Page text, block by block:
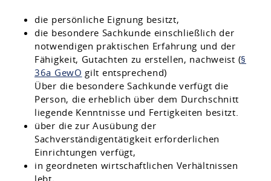
die persönliche Eignung besitzt,
die besondere Sachkunde einschließlich der
notwendigen praktischen Erfahrung und der
Fähigkeit, Gutachten zu erstellen, nachweist (§
36a GewO gilt entsprechend)
Über die besondere Sachkunde verfügt die
Person, die erheblich über dem Durchschnitt
liegende Kenntnisse und Fertigkeiten besitzt.
über die zur Ausübung der
Sachverständigentätigkeit erforderlichen
Einrichtungen verfügt,
in geordneten wirtschaftlichen Verhältnissen
lebt,